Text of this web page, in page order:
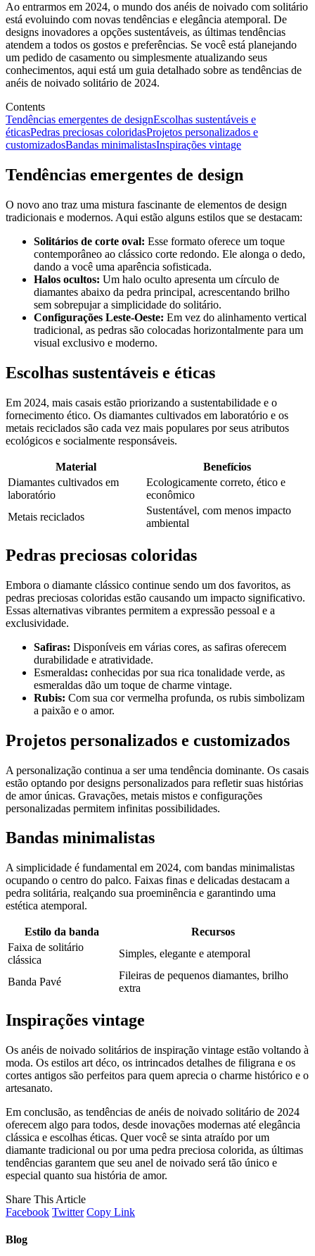
Ao entrarmos em 2024, o mundo dos anéis de noivado com solitário
está evoluindo com novas tendências e elegância atemporal. De
designs inovadores a opções sustentáveis, as últimas tendências
atendem a todos os gostos e preferências. Se você está planejando
um pedido de casamento ou simplesmente atualizando seus
conhecimentos, aqui está um guia detalhado sobre as tendências de
anéis de noivado solitário de 2024.
Contents
Tendências emergentes de designEscolhas sustentáveis e
éticasPedras preciosas coloridasProjetos personalizados e
customizadosBandas minimalistasInspirações vintage
Tendências emergentes de design
O novo ano traz uma mistura fascinante de elementos de design
tradicionais e modernos. Aqui estão alguns estilos que se destacam:
Solitários de corte oval: Esse formato oferece um toque
contemporâneo ao clássico corte redondo. Ele alonga o dedo,
dando a você uma aparência sofisticada.
Halos ocultos: Um halo oculto apresenta um círculo de
diamantes abaixo da pedra principal, acrescentando brilho
sem sobrepujar a simplicidade do solitário.
Configurações Leste-Oeste: Em vez do alinhamento vertical
tradicional, as pedras são colocadas horizontalmente para um
visual exclusivo e moderno.
Escolhas sustentáveis e éticas
Em 2024, mais casais estão priorizando a sustentabilidade e o
fornecimento ético. Os diamantes cultivados em laboratório e os
metais reciclados são cada vez mais populares por seus atributos
ecológicos e socialmente responsáveis.
Material
Benefícios
Diamantes cultivados em
laboratório
Ecologicamente correto, ético e
econômico
Metais reciclados
Sustentável, com menos impacto
ambiental
Pedras preciosas coloridas
Embora o diamante clássico continue sendo um dos favoritos, as
pedras preciosas coloridas estão causando um impacto significativo.
Essas alternativas vibrantes permitem a expressão pessoal e a
exclusividade.
Safiras: Disponíveis em várias cores, as safiras oferecem
durabilidade e atratividade.
Esmeraldas: conhecidas por sua rica tonalidade verde, as
esmeraldas dão um toque de charme vintage.
Rubis: Com sua cor vermelha profunda, os rubis simbolizam
a paixão e o amor.
Projetos personalizados e customizados
A personalização continua a ser uma tendência dominante. Os casais
estão optando por designs personalizados para refletir suas histórias
de amor únicas. Gravações, metais mistos e configurações
personalizadas permitem infinitas possibilidades.
Bandas minimalistas
A simplicidade é fundamental em 2024, com bandas minimalistas
ocupando o centro do palco. Faixas finas e delicadas destacam a
pedra solitária, realçando sua proeminência e garantindo uma
estética atemporal.
Estilo da banda
Recursos
Faixa de solitário
clássica
Simples, elegante e atemporal
Banda Pavé
Fileiras de pequenos diamantes, brilho
extra
Inspirações vintage
Os anéis de noivado solitários de inspiração vintage estão voltando à
moda. Os estilos art déco, os intrincados detalhes de filigrana e os
cortes antigos são perfeitos para quem aprecia o charme histórico e o
artesanato.
Em conclusão, as tendências de anéis de noivado solitário de 2024
oferecem algo para todos, desde inovações modernas até elegância
clássica e escolhas éticas. Quer você se sinta atraído por um
diamante tradicional ou por uma pedra preciosa colorida, as últimas
tendências garantem que seu anel de noivado será tão único e
especial quanto sua história de amor.
Share This Article
Facebook Twitter Copy Link
Blog